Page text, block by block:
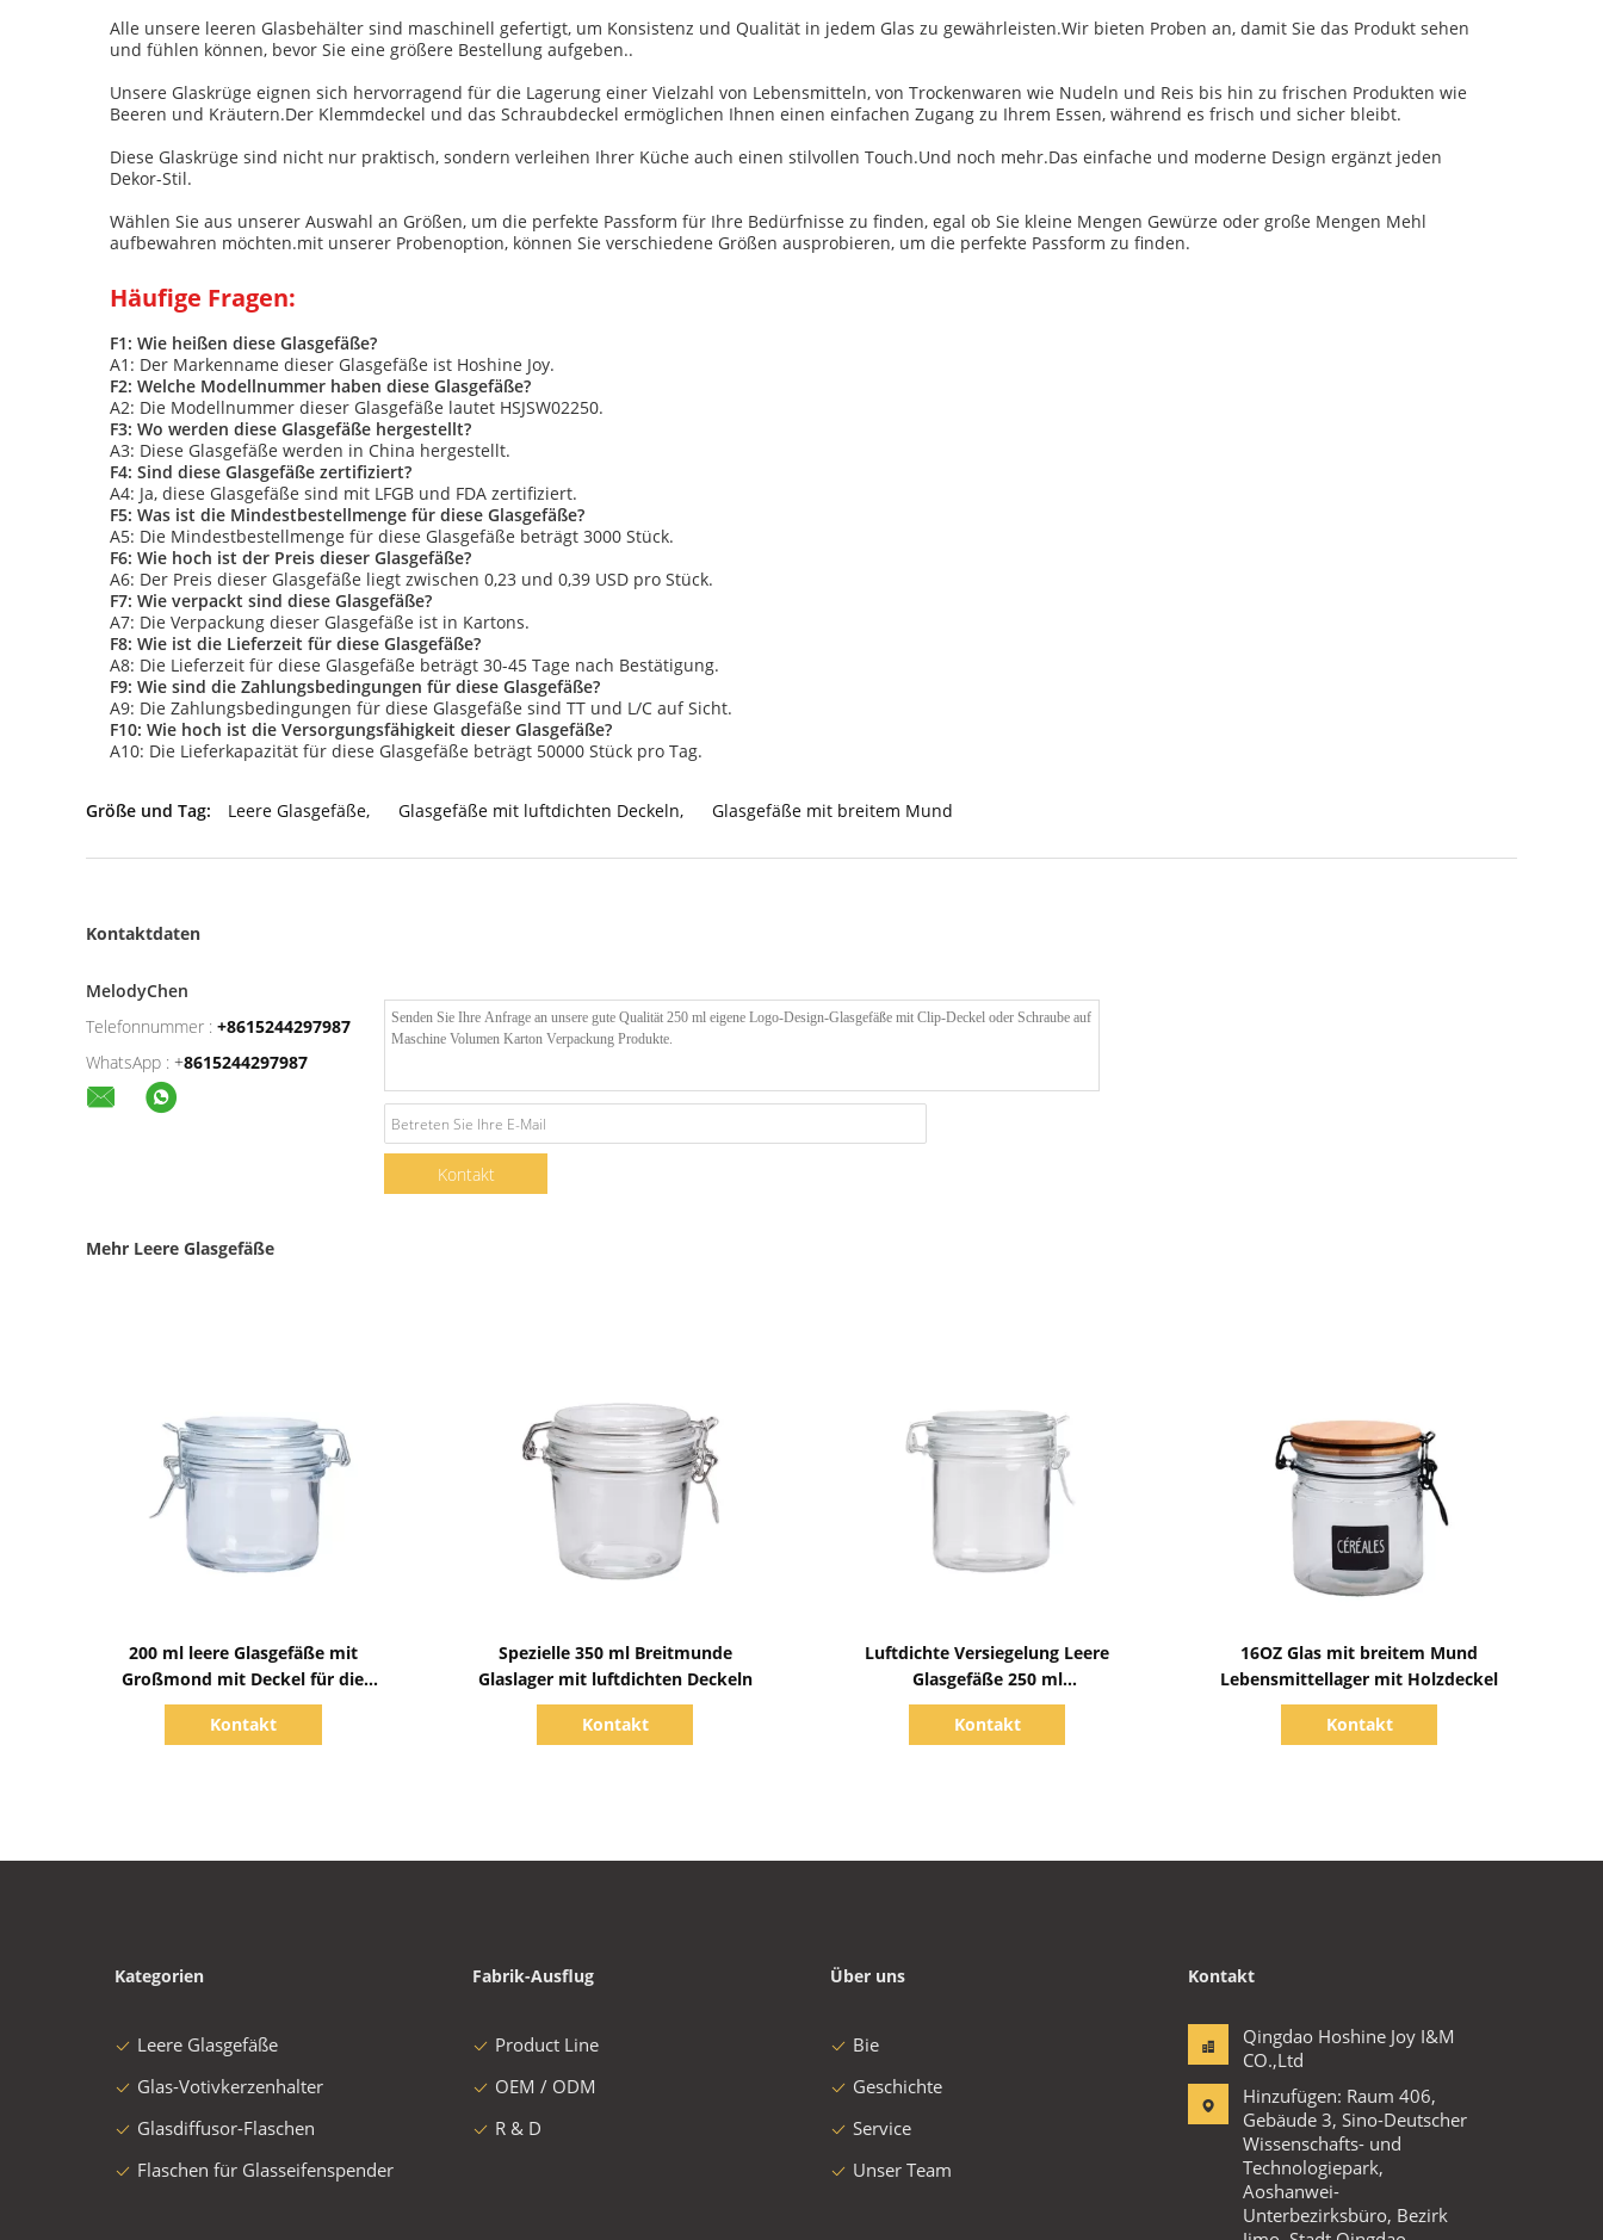
Alle unsere leeren Glasbehälter sind maschinell gefertigt, um Konsistenz und Qualität in jedem Glas zu gewährleisten.Wir bieten Proben an, damit Sie das Produkt sehen
und fühlen können, bevor Sie eine größere Bestellung aufgeben..
Unsere Glaskrüge eignen sich hervorragend für die Lagerung einer Vielzahl von Lebensmitteln, von Trockenwaren wie Nudeln und Reis bis hin zu frischen Produkten wie
Beeren und Kräutern.Der Klemmdeckel und das Schraubdeckel ermöglichen Ihnen einen einfachen Zugang zu Ihrem Essen, während es frisch und sicher bleibt.
Diese Glaskrüge sind nicht nur praktisch, sondern verleihen Ihrer Küche auch einen stilvollen Touch.Und noch mehr.Das einfache und moderne Design ergänzt jeden
Dekor-Stil.
Wählen Sie aus unserer Auswahl an Größen, um die perfekte Passform für Ihre Bedürfnisse zu finden, egal ob Sie kleine Mengen Gewürze oder große Mengen Mehl
aufbewahren möchten.mit unserer Probenoption, können Sie verschiedene Größen ausprobieren, um die perfekte Passform zu finden.
Häufige Fragen:
F1: Wie heißen diese Glasgefäße?
A1: Der Markenname dieser Glasgefäße ist Hoshine Joy.
F2: Welche Modellnummer haben diese Glasgefäße?
A2: Die Modellnummer dieser Glasgefäße lautet HSJSW02250.
F3: Wo werden diese Glasgefäße hergestellt?
A3: Diese Glasgefäße werden in China hergestellt.
F4: Sind diese Glasgefäße zertifiziert?
A4: Ja, diese Glasgefäße sind mit LFGB und FDA zertifiziert.
F5: Was ist die Mindestbestellmenge für diese Glasgefäße?
A5: Die Mindestbestellmenge für diese Glasgefäße beträgt 3000 Stück.
F6: Wie hoch ist der Preis dieser Glasgefäße?
A6: Der Preis dieser Glasgefäße liegt zwischen 0,23 und 0,39 USD pro Stück.
F7: Wie verpackt sind diese Glasgefäße?
A7: Die Verpackung dieser Glasgefäße ist in Kartons.
F8: Wie ist die Lieferzeit für diese Glasgefäße?
A8: Die Lieferzeit für diese Glasgefäße beträgt 30-45 Tage nach Bestätigung.
F9: Wie sind die Zahlungsbedingungen für diese Glasgefäße?
A9: Die Zahlungsbedingungen für diese Glasgefäße sind TT und L/C auf Sicht.
F10: Wie hoch ist die Versorgungsfähigkeit dieser Glasgefäße?
A10: Die Lieferkapazität für diese Glasgefäße beträgt 50000 Stück pro Tag.
Größe und Tag: Leere Glasgefäße, Glasgefäße mit luftdichten Deckeln, Glasgefäße mit breitem Mund
Kontaktdaten
MelodyChen
Telefonnummer : +8615244297987
WhatsApp : +8615244297987
Kontakt
Mehr Leere Glasgefäße
200 ml leere Glasgefäße mit
Großmond mit Deckel für die
Lagerung von Lebensmitteln
Kontakt
Spezielle 350 ml Breitmunde
Glaslager mit luftdichten Deckeln
Kontakt
Luftdichte Versiegelung Leere
Glasgefäße 250 ml
Volumenlagergefäße mit Clip-Deckel
Kontakt
16OZ Glas mit breitem Mund
Lebensmittellager mit Holzdeckel
Kontakt
Kategorien
Leere Glasgefäße
Glas-Votivkerzenhalter
Glasdiffusor-Flaschen
Flaschen für Glasseifenspender
Fabrik-Ausflug
Product Line
OEM / ODM
R & D
Über uns
Bie
Geschichte
Service
Unser Team
Kontakt
Qingdao Hoshine Joy I&M
CO.,Ltd
Hinzufügen: Raum 406,
Gebäude 3, Sino-Deutscher
Wissenschafts- und
Technologiepark,
Aoshanwei-
Unterbezirksbüro, Bezirk